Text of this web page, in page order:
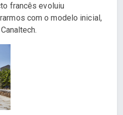
francês evoluiu
com o modelo inicial,